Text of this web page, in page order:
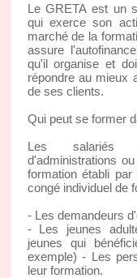
Le GRETA est un
qui exerce son
marché de la
assure
qu'il organise et
répondre au mieux
de ses clients.
Qui peut se former
Les salariés
d'administrations
formation établi
congé individuel de
- Les demandeurs
- Les jeunes
jeunes qui
exemple) - Les
leur formation.